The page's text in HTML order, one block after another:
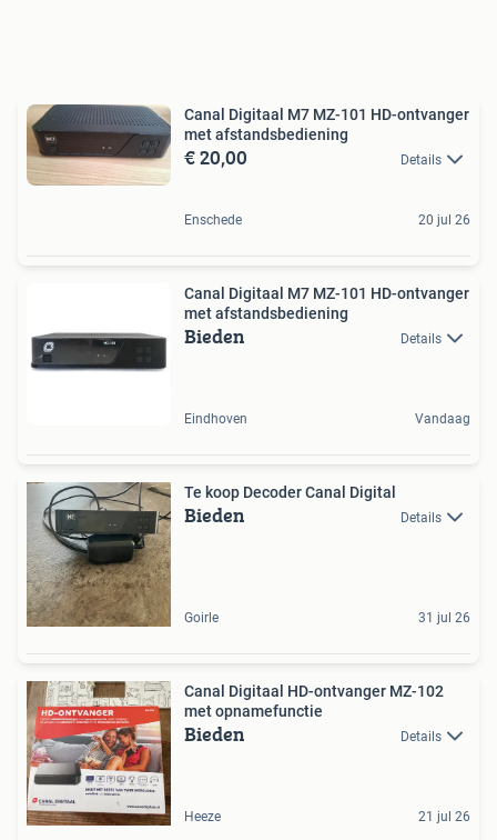
Canal Digitaal M7 MZ-101 HD-ontvanger
met afstandsbediening
€ 20,00 Details
Enschede 20 jul 26
Canal Digitaal M7 MZ-101 HD-ontvanger
met afstandsbediening
Bieden Details
Eindhoven Vandaag
Te koop Decoder Canal Digital
Bieden Details
Goirle 31 jul 26
Canal Digitaal HD-ontvanger MZ-102
met opnamefunctie
Bieden Details
Heeze 21 jul 26